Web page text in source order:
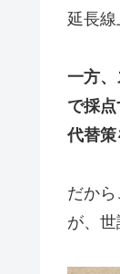
延長線
一方、
で採
代替策
だか
が、世